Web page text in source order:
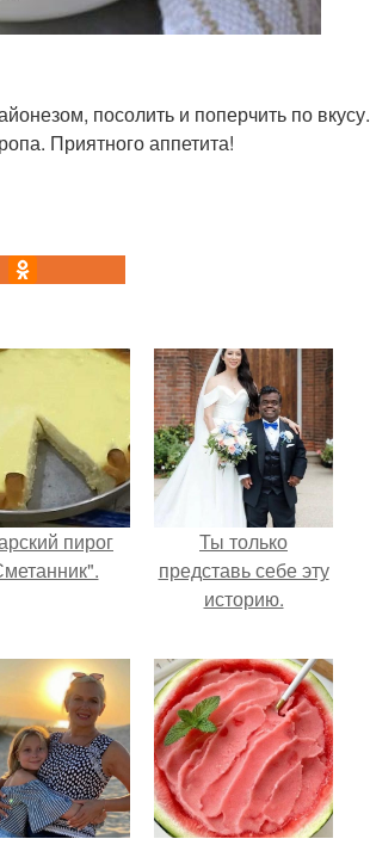
посолить и поперчить по вкусу.
Приятного аппетита!
пирог
Ты только
представь себе эту
историю.